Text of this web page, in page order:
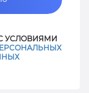
УСЛОВИЯМИ